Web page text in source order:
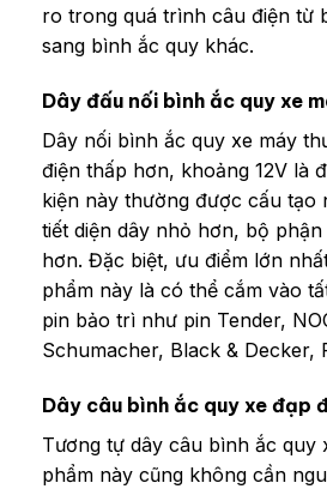
ro trong quá trình câu điện từ
sang bình ắc quy khác.
Dây đấu nối bình ắc quy xe
Dây nối bình ắc quy xe máy
điện thấp hơn, khoảng 12V là
kiện này thường được cấu tạo
tiết diện dây nhỏ hơn, bộ
hơn. Đặc biệt, ưu điểm lớn
phẩm này là có thể cắm vào
pin bảo trì như pin Tender,
Schumacher, Black & Decker,
Dây câu bình ắc quy xe đạp
Tương tự dây câu bình ắc quy
phẩm này cũng không cần